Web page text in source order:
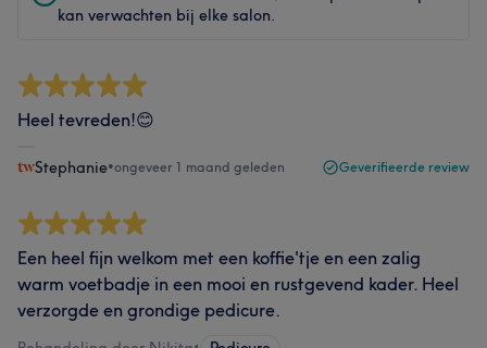
kan verwachten bij elke salon.
Heel tevreden!😊
Stephanie•ongeveer 1 maand geleden Geverifieerde review
Een heel fijn welkom met een koffie'tje en een zalig
warm voetbadje in een mooi en rustgevend kader. Heel
verzorgde en grondige pedicure.